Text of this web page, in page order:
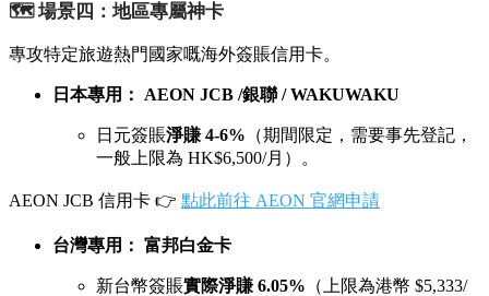
🗺️ 場景四：地區專屬神卡
專攻特定旅遊熱門國家嘅海外簽賬信用卡。
日本專用： AEON JCB /銀聯 / WAKUWAKU
日元簽賬淨賺 4-6% （期間限定，需要事先登記，
一般上限為 HK$6,500/月）。
AEON JCB 信用卡 👉 點此前往 AEON 官網申請
台灣專用： 富邦白金卡
新台幣簽賬實際淨賺 6.05% （上限為港幣 $5,333/